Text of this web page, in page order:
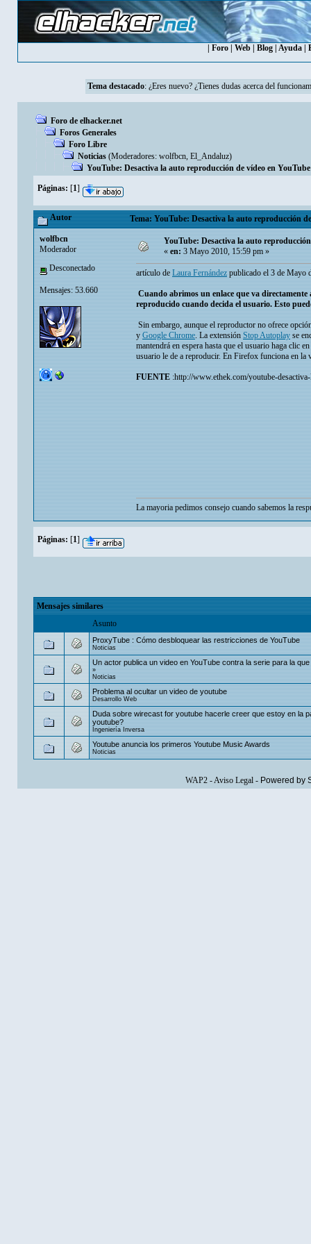
Foro| Web| Blog| Ayuda|
Tema destacado: ¿Eres nuevo? ¿Tienes dudas acerca del
Foro de elhacker.net
Foros Generales
Foro Libre
Noticias (Moderadores: wolfbcn, El_Andaluz)
YouTube: Desactiva la auto reproducción de vídeo en YouTube
Páginas: [1]
Autor Tema: YouTube: Desactiva la auto reproducción
wolfbcn
Moderador
Desconectado
Mensajes: 53.660
YouTube: Desactiva la auto
«en:3 Mayo 2010, 15:59 pm »
artículo deLaura Fernándezpublicado el 3 de Mayo
Cuando abrimos un enlace que va
reproducido cuando decida el usuario. Esto
Sin embargo, aunque el reproductor no ofrece
yGoogle Chrome. La extensiónStop Autoplayse
mantendrá en espera hasta que el usuario haga clic
usuario le de a reproducir. En Firefox funciona en la
FUENTE:http://www.ethek.com/youtube-
La mayoria pedimos consejo cuando sabemos la
Páginas: [1]
Mensajes similares
Asunto
ProxyTube : Cómo desbloquear las restricciones de YouTube
Noticias
Un actor publica un video en YouTube contra la serie para la
»
Noticias
Problema al ocultar un video de youtube
Desarrollo Web
Duda sobre wirecast for youtube hacerle creer que estoy en la
youtube?
Ingeniería Inversa
Youtube anuncia los primeros Youtube Music Awards
Noticias
WAP2-Aviso Legal- Powered by